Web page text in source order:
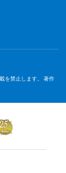
を禁止します。 著作